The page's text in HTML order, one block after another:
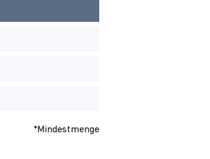
*Mindestmenge